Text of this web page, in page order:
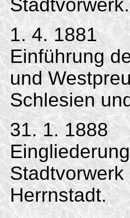
Stadtvorwerk.
1. 4. 1881
Einführung
und
Schlesien
31. 1. 1888
Herrnstadt.